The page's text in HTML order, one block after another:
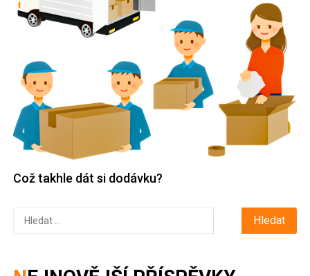
Což takhle dát si dodávku?
Vyhledávání